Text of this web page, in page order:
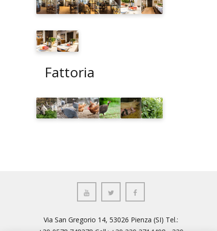
Fattoria
Via San Gregorio 14, 53026 Pienza (SI) Tel.: